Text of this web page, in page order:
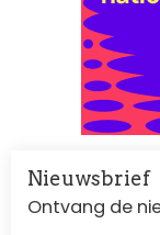
Nieuwsbrief
Ontvang de